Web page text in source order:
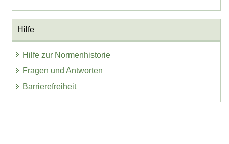
Hilfe
Hilfe zur Normenhistorie
Fragen und Antworten
Barrierefreiheit